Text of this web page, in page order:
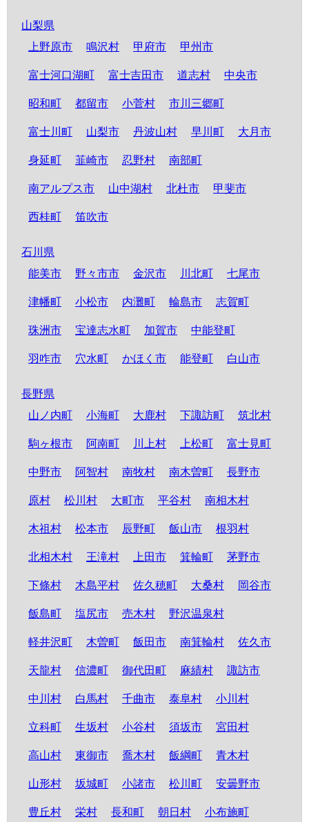
山梨県
上野原市
鳴沢村 甲府市 甲州市
富士河口湖町 富士吉田市 道志村 中央市
昭和町 都留市 小菅村 市川三郷町
富士川町 山梨市 丹波山村 早川町 大月市
身延町 韮崎市 忍野村 南部町
南アルプス市 山中湖村 北杜市 甲斐市
西桂町 笛吹市
石川県
能美市
野々市市 金沢市 川北町 七尾市
津幡町 小松市 内灘町 輪島市 志賀町
珠洲市 宝達志水町 加賀市 中能登町
羽咋市 穴水町 かほく市 能登町 白山市
長野県
山ノ内町
小海町 大鹿村 下諏訪町 筑北村
駒ヶ根市 阿南町 川上村 上松町 富士見町
中野市 阿智村 南牧村 南木曽町 長野市
原村 松川村 大町市 平谷村 南相木村
木祖村 松本市 辰野町 飯山市 根羽村
北相木村 王滝村 上田市 箕輪町 茅野市
下條村 木島平村 佐久穂町 大桑村 岡谷市
飯島町 塩尻市 売木村 野沢温泉村
軽井沢町 木曽町 飯田市 南箕輪村 佐久市
天龍村 信濃町 御代田町 麻績村 諏訪市
中川村 白馬村 千曲市 泰阜村 小川村
立科町 生坂村 小谷村 須坂市 宮田村
高山村 東御市 喬木村 飯綱町 青木村
山形村 坂城町 小諸市 松川町 安曇野市
豊丘村 栄村 長和町 朝日村 小布施町